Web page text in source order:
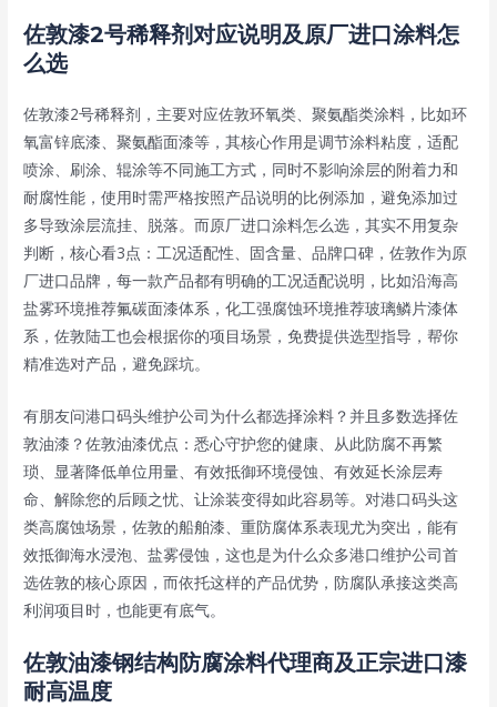
佐敦漆2号稀释剂对应说明及原厂进口涂料怎
么选
佐敦漆2号稀释剂，主要对应佐敦环氧类、聚氨酯类涂料，比如环
氧富锌底漆、聚氨酯面漆等，其核心作用是调节涂料粘度，适配
喷涂、刷涂、辊涂等不同施工方式，同时不影响涂层的附着力和
耐腐性能，使用时需严格按照产品说明的比例添加，避免添加过
多导致涂层流挂、脱落。而原厂进口涂料怎么选，其实不用复杂
判断，核心看3点：工况适配性、固含量、品牌口碑，佐敦作为原
厂进口品牌，每一款产品都有明确的工况适配说明，比如沿海高
盐雾环境推荐氟碳面漆体系，化工强腐蚀环境推荐玻璃鳞片漆体
系，佐敦陆工也会根据你的项目场景，免费提供选型指导，帮你
精准选对产品，避免踩坑。
有朋友问港口码头维护公司为什么都选择涂料？并且多数选择佐
敦油漆？佐敦油漆优点：悉心守护您的健康、从此防腐不再繁
琐、显著降低单位用量、有效抵御环境侵蚀、有效延长涂层寿
命、解除您的后顾之忧、让涂装变得如此容易等。对港口码头这
类高腐蚀场景，佐敦的船舶漆、重防腐体系表现尤为突出，能有
效抵御海水浸泡、盐雾侵蚀，这也是为什么众多港口维护公司首
选佐敦的核心原因，而依托这样的产品优势，防腐队承接这类高
利润项目时，也能更有底气。
佐敦油漆钢结构防腐涂料代理商及正宗进口漆
耐高温度